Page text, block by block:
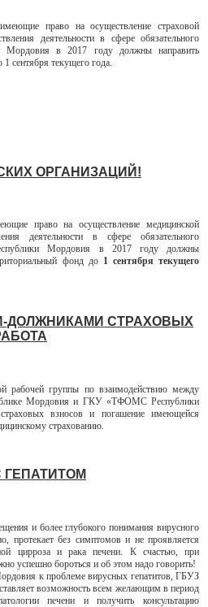
право на осуществление страховой
деятельности в сфере обязательного
Мордовия в 2017 году должны направить
сентября текущего года.
ОРГАНИЗАЦИЙ!
право на осуществление медицинской
деятельности в сфере обязательного
Мордовия в 2017 году должны
фонд до 1 сентября текущего
ДОЛЖНИКАМИ СТРАХОВЫХ
рабочей группы по взаимодействию между
Мордовия и ГКУ «ТФОМС Республики
взносов и погашение имеющейся
страхованию.
и более глубокого понимания вирусного
протекает без симптомов и не проявляется
цирроза и рака печени. К счастью, при
успешно бороться и об этом надо говорить!
к проблеме вирусных гепатитов, ГБУЗ
возможность всем желающим в период
печени и получить консультацию